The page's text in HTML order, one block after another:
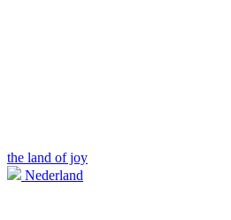
the land of joy
Nederland